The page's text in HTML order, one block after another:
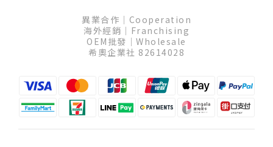
異業合作│Cooperation
海外經銷│Franchising
OEM批發│Wholesale
希奧企業社 82614028